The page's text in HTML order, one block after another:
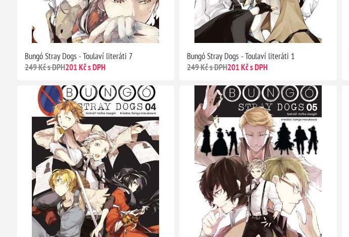
Bungó Stray Dogs - Toulaví literáti 7
249 Kč s DPH201 Kč s DPH
Bungó Stray Dogs - Toulaví literáti 1
249 Kč s DPH201 Kč s DPH